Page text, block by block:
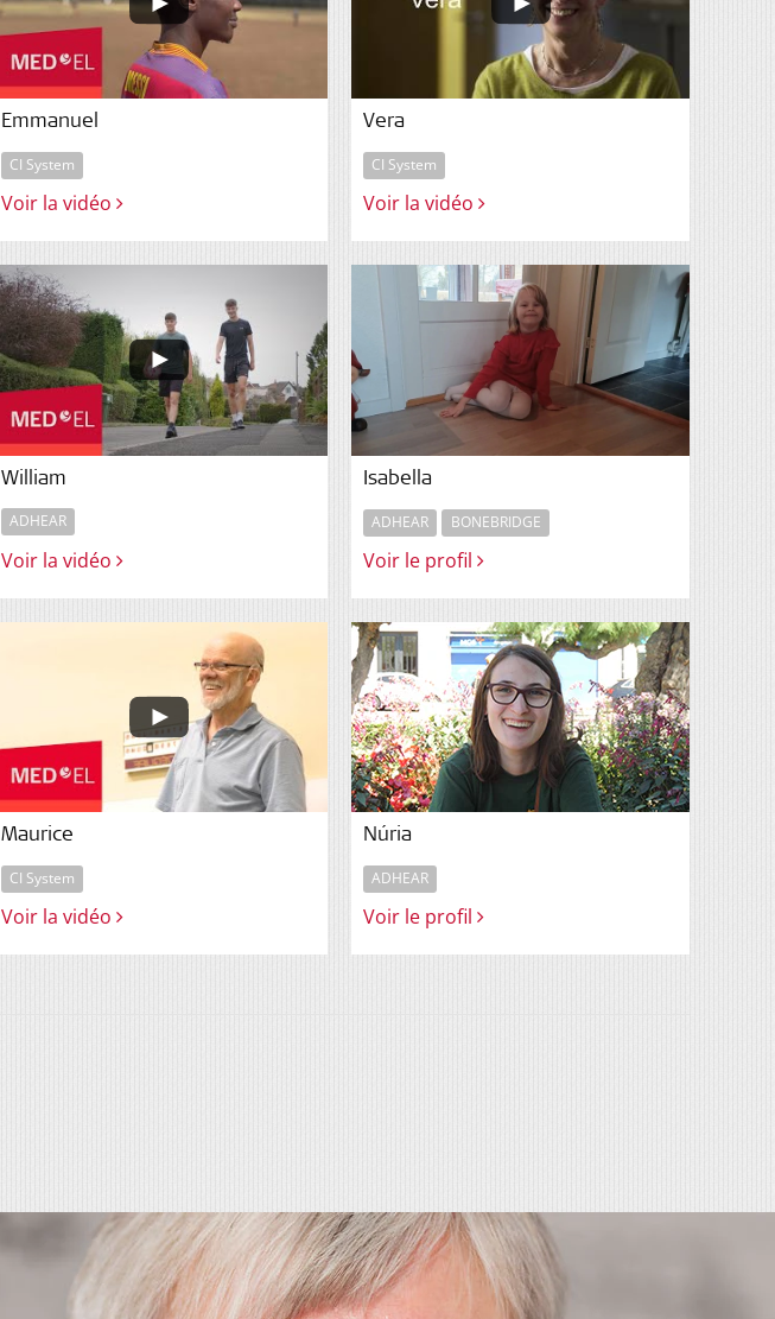
Emmanuel
CI System
Voir la vidéo
Vera
CI System
Voir la vidéo
William
ADHEAR
Voir la vidéo
Isabella
ADHEAR BONEBRIDGE
Voir le profil
Maurice
CI System
Voir la vidéo
Núria
ADHEAR
Voir le profil